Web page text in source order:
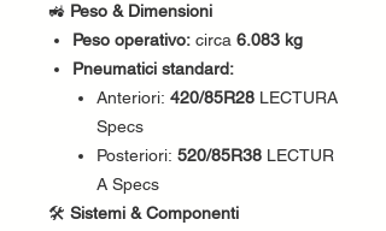
🚜 Peso & Dimensioni
Peso operativo: circa 6.083 kg
Pneumatici standard:
Anteriori: 420/85R28 LECTURA
Specs
Posteriori: 520/85R38 LECTUR
A Specs
🛠 Sistemi & Componenti